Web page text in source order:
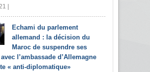
|
Echami du parlement
allemand : la décision du
Maroc de suspendre ses
l’ambassade d’Allemagne
« anti-diplomatique»